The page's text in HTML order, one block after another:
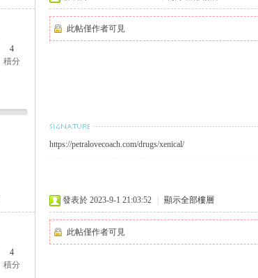
4
積分
此帖僅作者可見
https://petralovecoach.com/drugs/xenical/
4
積分
發表於 2023-9-1 21:03:52 顯示全部樓層
此帖僅作者可見